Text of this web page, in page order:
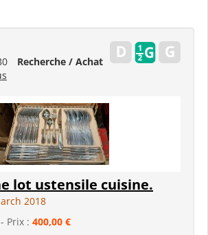
Recherche / Achat
lot ustensile cuisine.
2018
- Prix : 400,00 €